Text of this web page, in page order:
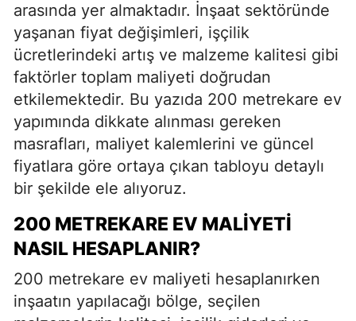
arasında yer almaktadır. İnşaat sektöründe
yaşanan fiyat değişimleri, işçilik
ücretlerindeki artış ve malzeme kalitesi gibi
faktörler toplam maliyeti doğrudan
etkilemektedir. Bu yazıda 200 metrekare ev
yapımında dikkate alınması gereken
masrafları, maliyet kalemlerini ve güncel
fiyatlara göre ortaya çıkan tabloyu detaylı
bir şekilde ele alıyoruz.
200 METREKARE EV MALIYETI
NASIL HESAPLANIR?
200 metrekare ev maliyeti hesaplanırken
inşaatın yapılacağı bölge, seçilen